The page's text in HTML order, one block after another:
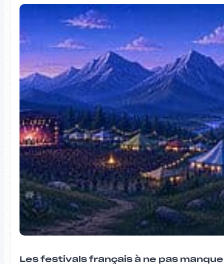
Les festivals français à ne pas